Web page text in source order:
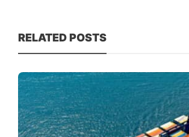
RELATED POSTS